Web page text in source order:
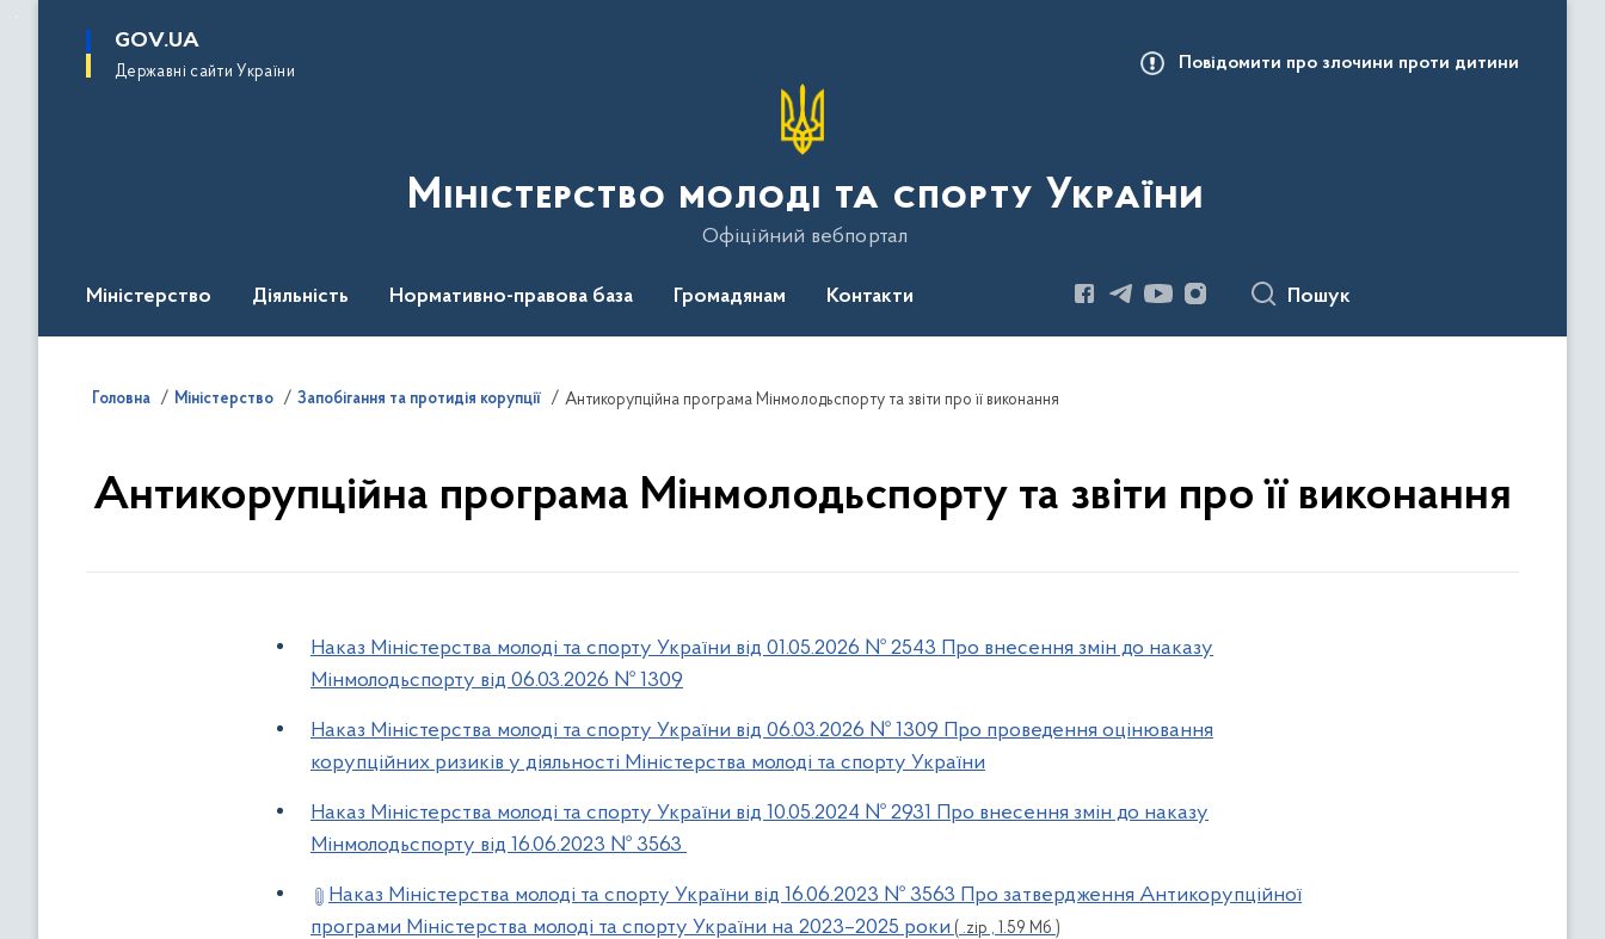
основного
GOV.UA
Державні сайти України Повідомити про злочини проти дитини
Міністерство молоді та спорту України
Офіційний вебпортал
Міністерство Діяльність Нормативно-правова база Громадянам Контакти Пошук
Головна Міністерство Запобігання та протидія корупції Антикорупційна програма Мінмолодьспорту та звіти про її виконання
Антикорупційна програма Мінмолодьспорту та звіти про її виконання
Наказ Міністерства молоді та спорту України від 01.05.2026 № 2543 Про внесення змін до наказу
Мінмолодьспорту від 06.03.2026 № 1309
Наказ Міністерства молоді та спорту України від 06.03.2026 № 1309 Про проведення оцінювання
корупційних ризиків у діяльності Міністерства молоді та спорту України
Наказ Міністерства молоді та спорту України від 10.05.2024 № 2931 Про внесення змін до наказу
Мінмолодьспорту від 16.06.2023 № 3563
Наказ Міністерства молоді та спорту України від 16.06.2023 № 3563 Про затвердження Антикорупційної
програми Міністерства молоді та спорту України на 2023–2025 роки ( .zip , 1.59 Мб )